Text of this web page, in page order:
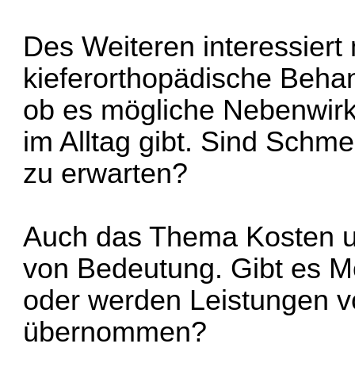
Des Weiteren
kieferorthopädische
ob es mögliche
im Alltag gibt. Sind
zu erwarten?
Auch das Thema Kosten
von Bedeutung. Gibt es
oder werden Leistungen
übernommen?